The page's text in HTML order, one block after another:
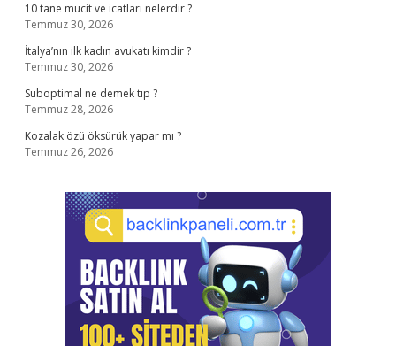
10 tane mucit ve icatları nelerdir ?
Temmuz 30, 2026
İtalya’nın ilk kadın avukatı kimdir ?
Temmuz 30, 2026
Suboptimal ne demek tıp ?
Temmuz 28, 2026
Kozalak özü öksürük yapar mı ?
Temmuz 26, 2026